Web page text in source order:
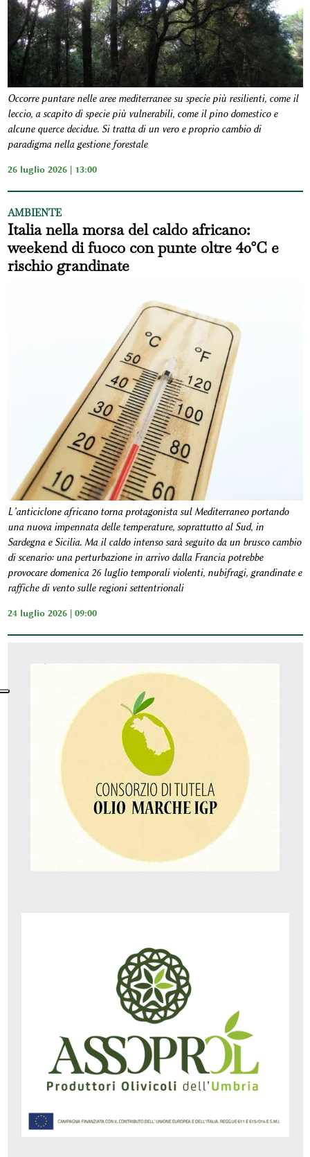
Occorre puntare nelle aree mediterranee su specie più resilienti, come il
leccio, a scapito di specie più vulnerabili, come il pino domestico e
alcune querce decidue. Si tratta di un vero e proprio cambio di
paradigma nella gestione forestale
26 luglio 2026 | 13:00
AMBIENTE
Italia nella morsa del caldo africano:
weekend di fuoco con punte oltre 40°C e
rischio grandinate
L’anticiclone africano torna protagonista sul Mediterraneo portando
una nuova impennata delle temperature, soprattutto al Sud, in
Sardegna e Sicilia. Ma il caldo intenso sarà seguito da un brusco cambio
di scenario: una perturbazione in arrivo dalla Francia potrebbe
provocare domenica 26 luglio temporali violenti, nubifragi, grandinate e
raffiche di vento sulle regioni settentrionali
24 luglio 2026 | 09:00